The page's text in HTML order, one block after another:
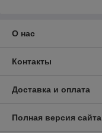
О нас
Контакты
Доставка и оплата
Полная версия сайта